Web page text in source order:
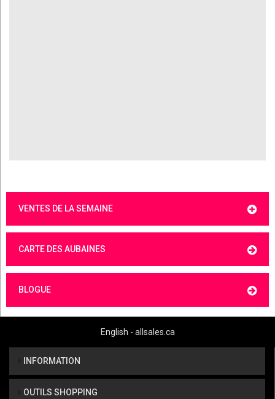
VENTES DE LA SEMAINE
CARTE DES AUBAINES
BLOGUE
English - allsales.ca
INFORMATION
OUTILS SHOPPING